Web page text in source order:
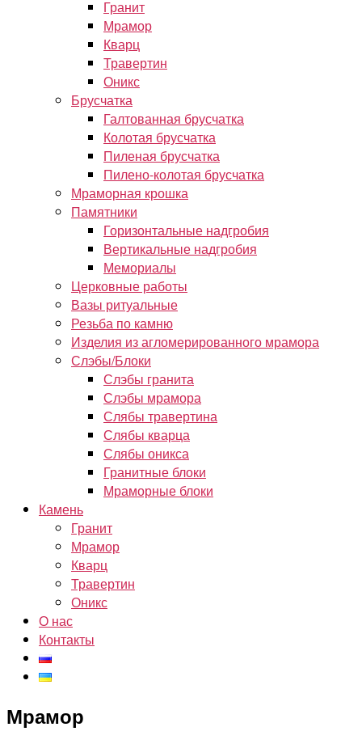
Гранит
Мрамор
Кварц
Травертин
Оникс
Брусчатка
Галтованная брусчатка
Колотая брусчатка
Пиленая брусчатка
Пилено-колотая брусчатка
Мраморная крошка
Памятники
Горизонтальные надгробия
Вертикальные надгробия
Мемориалы
Церковные работы
Вазы ритуальные
Резьба по камню
Изделия из агломерированного мрамора
Слэбы/Блоки
Слэбы гранита
Слэбы мрамора
Слябы травертина
Слябы кварца
Слябы оникса
Гранитные блоки
Мраморные блоки
Камень
Гранит
Мрамор
Кварц
Травертин
Оникс
О нас
Контакты
Мрамор